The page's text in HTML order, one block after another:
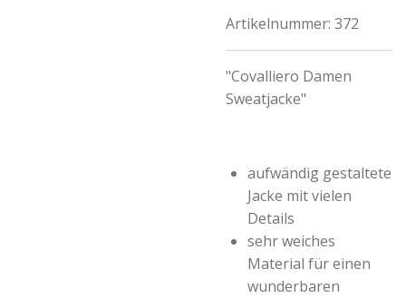
Artikelnummer: 372
"Covalliero Damen
Sweatjacke"
aufwändig gestaltete
Jacke mit vielen
Details
sehr weiches
Material für einen
wunderbaren